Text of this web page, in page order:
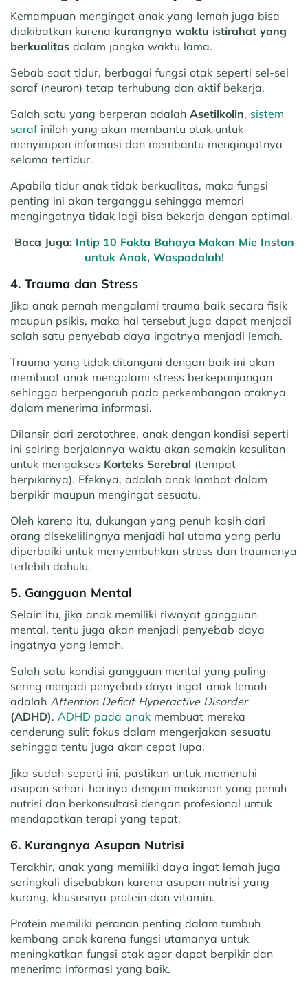
Kemampuan mengingat anak yang lemah juga bisa
diakibatkan karena kurangnya waktu istirahat yang
berkualitas dalam jangka waktu lama.
Sebab saat tidur, berbagai fungsi otak seperti sel-sel
saraf (neuron) tetap terhubung dan aktif bekerja.
Salah satu yang berperan adalah Asetilkolin, sistem
sarafinilah yang akan membantu otak untuk
menyimpan informasi dan membantu mengingatnya
selama tertidur.
Apabila tidur anak tidak berkualitas, maka fungsi
penting ini akan terganggu sehingga memori
mengingatnya tidak lagi bisa bekerja dengan optimal.
Baca Juga: Intip 10 Fakta Bahaya Makan Mie Instan
untuk Anak, Waspadalah!
4. Trauma dan Stress
Jika anak pernah mengalami trauma baik secara fisik
maupun psikis, maka hal tersebut juga dapat menjadi
salah satu penyebab daya ingatnya menjadi lemah.
Trauma yang tidak ditangani dengan baik ini akan
membuat anak mengalami stress berkepanjangan
sehingga berpengaruh pada perkembangan otaknya
dalam menerima informasi.
Dilansir dari zerotothree, anak dengan kondisi seperti
ini seiring berjalannya waktu akan semakin kesulitan
untuk mengakses Korteks Serebral (tempat
berpikirnya). Efeknya, adalah anak lambat dalam
berpikir maupun mengingat sesuatu.
Oleh karena itu, dukungan yang penuh kasih dari
orang disekelilingnya menjadi hal utama yang perlu
diperbaiki untuk menyembuhkan stress dan traumanya
terlebih dahulu.
5. Gangguan Mental
Selain itu, jika anak memiliki riwayat gangguan
mental, tentu juga akan menjadi penyebab daya
ingatnya yang lemah.
Salah satu kondisi gangguan mental yang paling
sering menjadi penyebab daya ingat anak lemah
adalah Attention Deficit Hyperactive Disorder
(ADHD). ADHD pada anak membuat mereka
cenderung sulit fokus dalam mengerjakan sesuatu
sehingga tentu juga akan cepat lupa.
Jika sudah seperti ini, pastikan untuk memenuhi
asupan sehari-harinya dengan makanan yang penuh
nutrisi dan berkonsultasi dengan profesional untuk
mendapatkan terapi yang tepat.
6. Kurangnya Asupan Nutrisi
Terakhir, anak yang memiliki daya ingat lemah juga
seringkali disebabkan karena asupan nutrisi yang
kurang, khususnya protein dan vitamin.
Protein memiliki peranan penting dalam tumbuh
kembang anak karena fungsi utamanya untuk
meningkatkan fungsi otak agar dapat berpikir dan
menerima informasi yang baik.